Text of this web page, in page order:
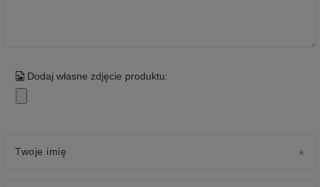
Dodaj własne zdjęcie produktu:
Twoje imię